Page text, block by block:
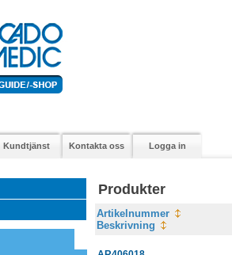
Kundtjänst Kontakta oss Logga in
Produkter
Artikelnummer
Beskrivning